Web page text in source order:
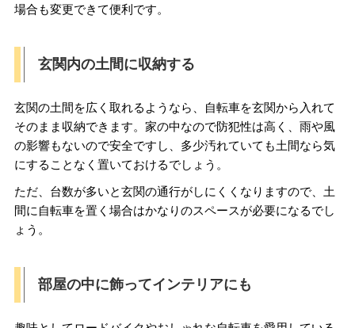
場合も変更できて便利です。
玄関内の土間に収納する
玄関の土間を広く取れるようなら、自転車を玄関から入れて
そのまま収納できます。家の中なので防犯性は高く、雨や風
の影響もないので安全ですし、多少汚れていても土間なら気
にすることなく置いておけるでしょう。
ただ、台数が多いと玄関の通行がしにくくなりますので、土
間に自転車を置く場合はかなりのスペースが必要になるでし
ょう。
部屋の中に飾ってインテリアにも